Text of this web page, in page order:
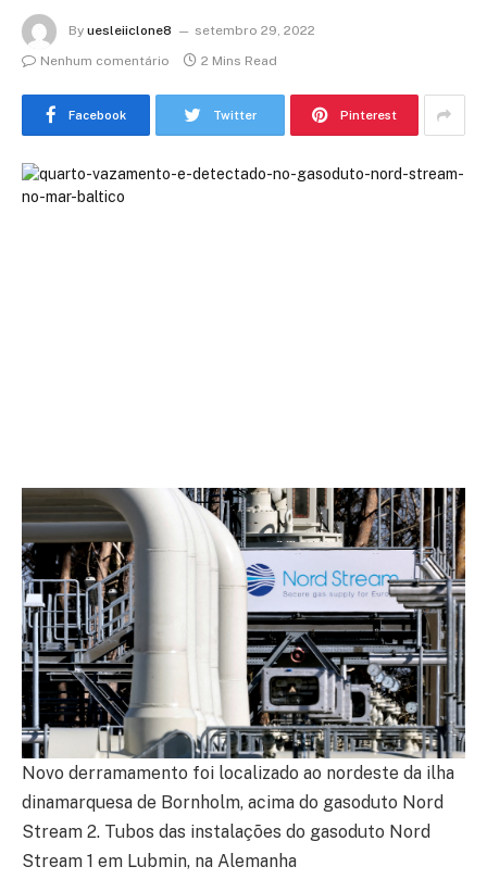
By uesleiiclone8
setembro 29, 2022
Nenhum comentário
2 Mins Read
Facebook Twitter Pinterest
Novo derramamento foi localizado ao nordeste da ilha
dinamarquesa de Bornholm, acima do gasoduto Nord
Stream 2. Tubos das instalações do gasoduto Nord
Stream 1 em Lubmin, na Alemanha